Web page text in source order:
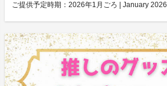
ご提供予定時期： 2026年1月ごろ | January 2026